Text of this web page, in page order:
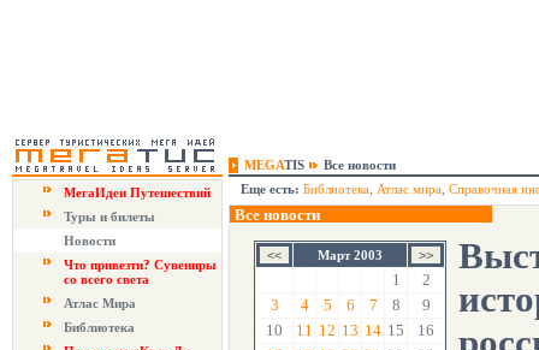
MEGATIS
Все новости
МегаИдеи Путешествий
Туры и билеты
Новости
Что привезти? Сувениры
со всего света
Атлас Мира
Библиотека
Еще есть: Библиотека Атлас мира Справочная
Все новости
Март 2003
1
2
3
4 5 6 7 8
9
10
11 12 13 14 15
16